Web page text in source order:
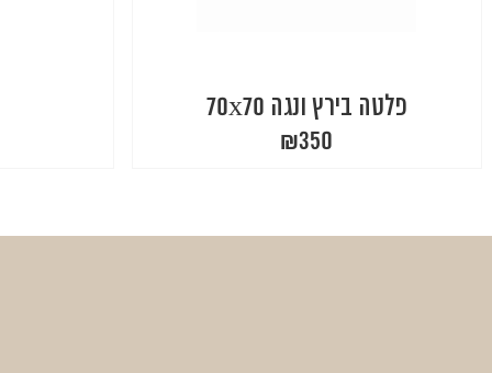
פלטה בירץ ונגה 70x70
₪350